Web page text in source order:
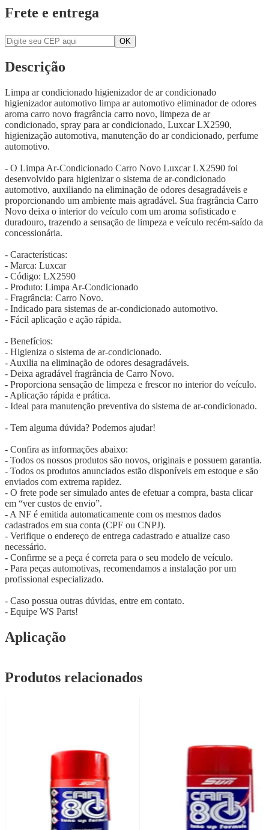
Frete e entrega
Descrição
Limpa ar condicionado higienizador de ar condicionado
higienizador automotivo limpa ar automotivo eliminador de odores
aroma carro novo fragrância carro novo, limpeza de ar
condicionado, spray para ar condicionado, Luxcar LX2590,
higienização automotiva, manutenção do ar condicionado, perfume
automotivo.
- O Limpa Ar-Condicionado Carro Novo Luxcar LX2590 foi
desenvolvido para higienizar o sistema de ar-condicionado
automotivo, auxiliando na eliminação de odores desagradáveis e
proporcionando um ambiente mais agradável. Sua fragrância Carro
Novo deixa o interior do veículo com um aroma sofisticado e
duradouro, trazendo a sensação de limpeza e veículo recém-saído da
concessionária.
- Características:
- Marca: Luxcar
- Código: LX2590
- Produto: Limpa Ar-Condicionado
- Fragrância: Carro Novo.
- Indicado para sistemas de ar-condicionado automotivo.
- Fácil aplicação e ação rápida.
- Benefícios:
- Higieniza o sistema de ar-condicionado.
- Auxilia na eliminação de odores desagradáveis.
- Deixa agradável fragrância de Carro Novo.
- Proporciona sensação de limpeza e frescor no interior do veículo.
- Aplicação rápida e prática.
- Ideal para manutenção preventiva do sistema de ar-condicionado.
- Tem alguma dúvida? Podemos ajudar!
- Confira as informações abaixo:
- Todos os nossos produtos são novos, originais e possuem garantia.
- Todos os produtos anunciados estão disponíveis em estoque e são
enviados com extrema rapidez.
- O frete pode ser simulado antes de efetuar a compra, basta clicar
em “ver custos de envio”.
- A NF é emitida automaticamente com os mesmos dados
cadastrados em sua conta (CPF ou CNPJ).
- Verifique o endereço de entrega cadastrado e atualize caso
necessário.
- Confirme se a peça é correta para o seu modelo de veículo.
- Para peças automotivas, recomendamos a instalação por um
profissional especializado.
- Caso possua outras dúvidas, entre em contato.
- Equipe WS Parts!
Aplicação
Produtos relacionados